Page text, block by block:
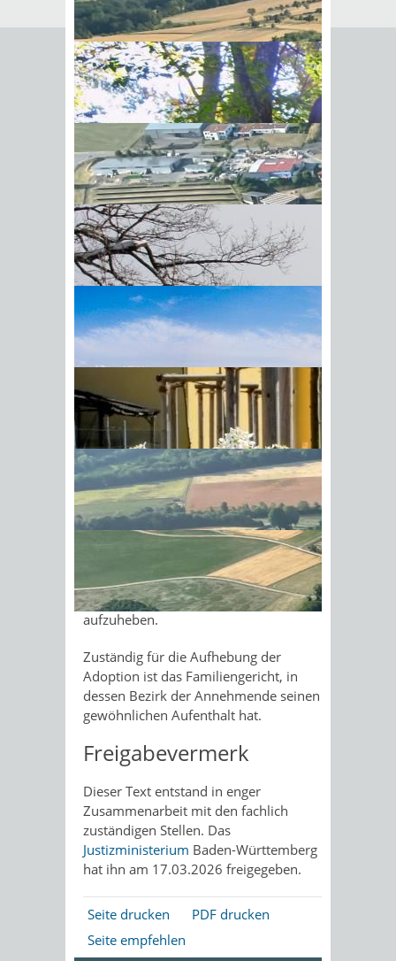
BIick vom Galgenberg auf
Hohenstadt
Sonnenschein am Morgen im
Ahornwald
Adoption
Eine Adoption kann nur in
Ausnahmesituationen wieder
aufgehoben werden. Dies gilt
beispielsweise wenn
die Aufhebung aus
schwerwiegenden Gründen zum
Wohle des Kindes erforderlich ist
oder
wesentliche Formfehler geschehen
sind.
Beispiel: Eine der erforderlichen
Einwilligungen hat nicht
vorgelegen.
In diesem Fall kann ein
einer Frist von einem Jahr, deren
Beginn von der Art des Fehlers
abhängt (hier: ab dem Zeitpunkt, in
dem einem Elternteil bekannt wird,
dass die Adoption ohne seine
Einwilligung erfolgt ist) und nur
innerhalb der ersten drei Jahre
nach dem Ausspruch der Adoption
gestellt werden.
Auseinandersetzungen und
Streit innerhalb der Familie sind in der
Regel kein Grund, eine Adoption
aufzuheben.
Zuständig für die Aufhebung der
Adoption ist das Familiengericht, in
dessen Bezirk der Annehmende seinen
gewöhnlichen Aufenthalt hat.
Freigabevermerk
Dieser Text entstand in enger
Zusammenarbeit mit den fachlich
zuständigen Stellen. Das
Justizministerium Baden-Württemberg
hat ihn am 17.03.2026 freigegeben.
Seite drucken
PDF drucken
Seite empfehlen